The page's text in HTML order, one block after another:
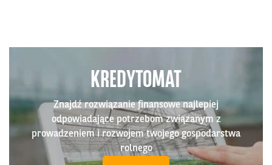
KREDYTOMAT
Znajdź rozwiązanie finansowe najlepiej
odpowiadające potrzebom związanym z
prowadzeniem i rozwojem twojego gospodarstwa
rolnego